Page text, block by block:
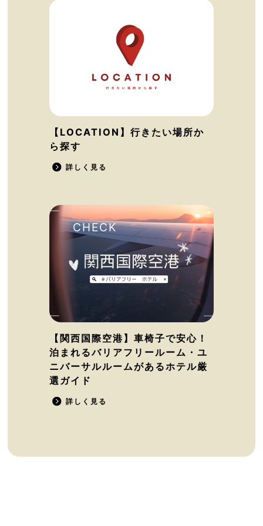
【LOCATION】行きたい場所か
ら探す
詳しく見る
【関西国際空港】車椅子で安心！
泊まれるバリアフリールーム・ユ
ニバーサルルームがあるホテル厳
選ガイド
詳しく見る